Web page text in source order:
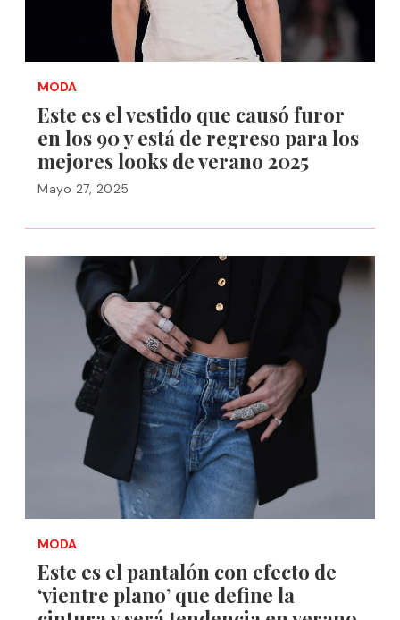
MODA
Este es el vestido que causó furor
en los 90 y está de regreso para los
mejores looks de verano 2025
Mayo 27, 2025
MODA
Este es el pantalón con efecto de
‘vientre plano’ que define la